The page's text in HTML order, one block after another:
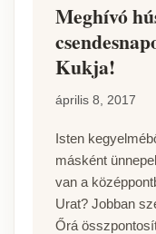
Meghívó
Kukja!
április 8, 2017
Isten
másként
van a
Urat? Jobban
Őrá